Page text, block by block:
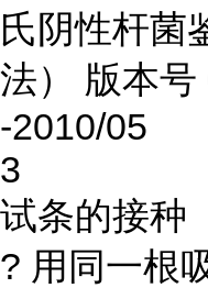
氏阴性杆菌
法） 版本号
-2010/05
3
试条的接种
? 用同一根